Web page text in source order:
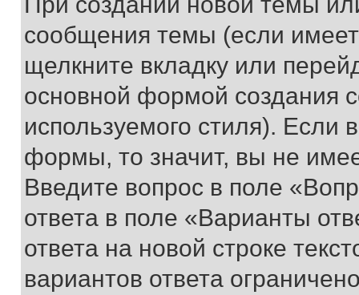
сообщения темы (если
щелкните вкладку или
основной формой создания
используемого стиля). Если
формы, то значит, вы не
Введите вопрос в поле
ответа в поле «Варианты
ответа на новой строке
вариантов ответа